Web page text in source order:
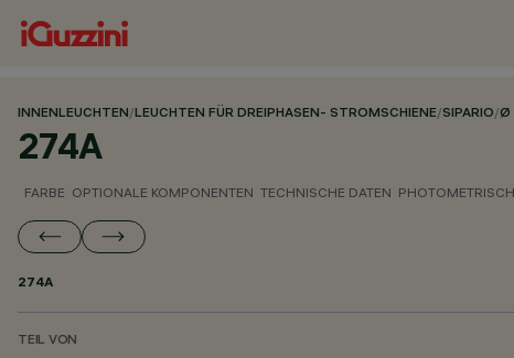
INNENLEUCHTEN/LEUCHTEN FÜR DREIPHASEN- STROMSCHIENE/SIPARIO/Ø
274A
FARBE OPTIONALE KOMPONENTEN TECHNISCHE DATEN
274A
TEIL VON